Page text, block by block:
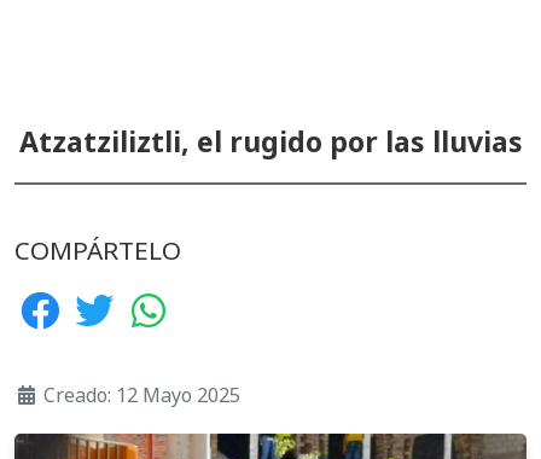
Atzatziliztli, el rugido por las lluvias
COMPÁRTELO
Creado: 12 Mayo 2025